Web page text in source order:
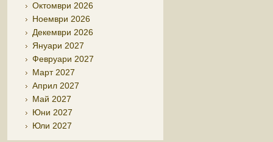
Октомври 2026
Ноември 2026
Декември 2026
Януари 2027
Февруари 2027
Март 2027
Април 2027
Май 2027
Юни 2027
Юли 2027